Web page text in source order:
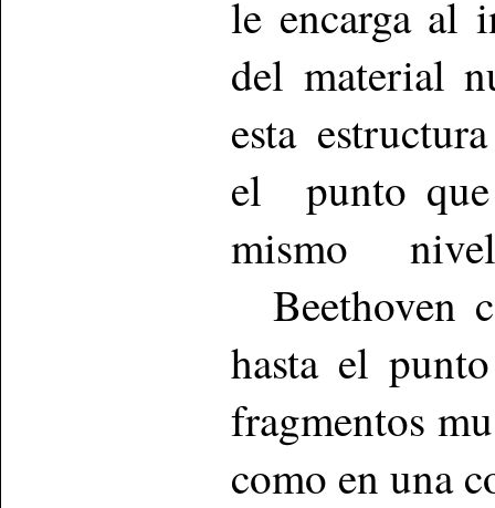
le encarga al
del material
esta
el punto
mismo
Beethoven
hasta el
fragmentos
como en una